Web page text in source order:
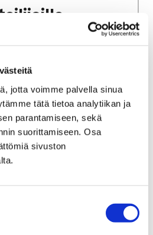
jotta voimme palvella sinua
tätä tietoa analytiikan ja
parantamiseen, sekä
suorittamiseen. Osa
sivuston
Annis